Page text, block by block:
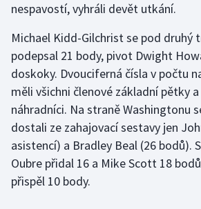
Moderní pětiboj
Olympijské hry
Parasport
Plavání
Plážový volejbal
nespavostí, vyhráli devět utkání.
Michael Kidd-Gilchrist se pod druhý
podepsal 21 body, pivot Dwight
doskoky. Dvouciferná čísla v počtu
měli všichni členové základní pětky
náhradníci. Na straně Washingtonu
dostali ze zahajovací sestavy jen
asistencí) a Bradley Beal (26 bodů).
Oubre přidal 16 a Mike Scott 18
přispěl 10 body.